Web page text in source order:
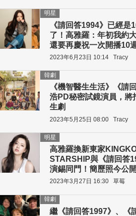
《請回答1994》已經是
了！高雅羅：年初我約
還要再慶祝一次開播10
明星
2023年6月23日 10:14 Tracy
《機智醫生生活》《請
浩PD秘密試鏡演員，將
生劇
韓劇
2023年5月25日 08:00 Tracy
高雅羅換新東家
STARSHIP與《請回答
演錫同門！簡歷照今公開
明星
2023年3月27日 16:30 草莓
繼《請回答1997》、《
韓劇